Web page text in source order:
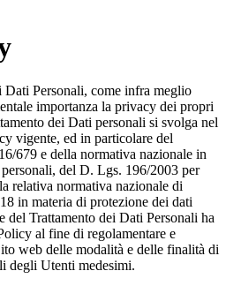
Personali, come infra meglio
importanza la privacy dei propri
dei Dati personali si svolga nel
vigente, ed in particolare del
679 e della normativa nazionale in
del D. Lgs. 196/2003 per
relativa normativa nazionale di
in materia di protezione dei dati
Trattamento dei Dati Personali ha
al fine di regolamentare e
web delle modalità e delle finalità di
degli Utenti medesimi.